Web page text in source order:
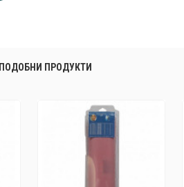
ПОДОБНИ ПРОДУКТИ